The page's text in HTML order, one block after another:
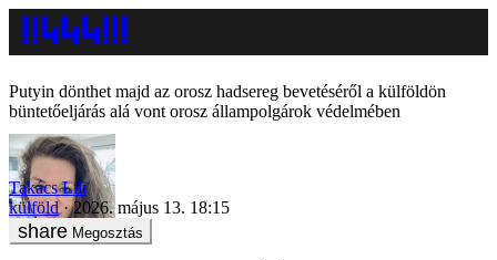
Putyin dönthet majd az orosz hadsereg bevetéséről a külföldön
büntetőeljárás alá vont orosz állampolgárok védelmében
Takács Lili
külföld
2026. május 13. 18:15
Megosztás